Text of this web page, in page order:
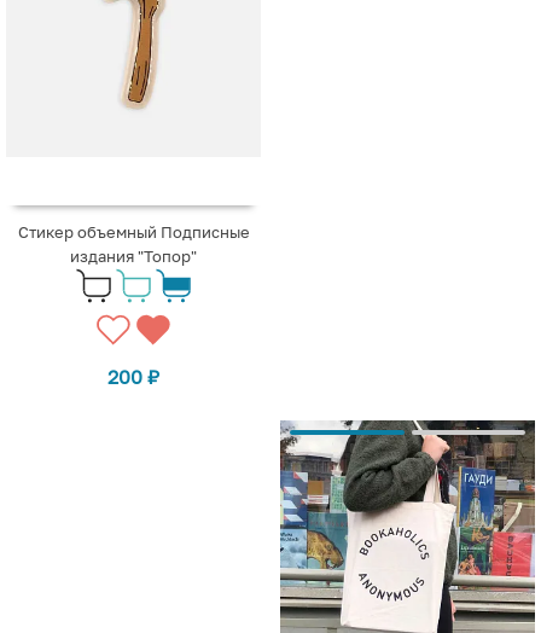
Стикер объемный Подписные
издания "Топор"
200 ₽